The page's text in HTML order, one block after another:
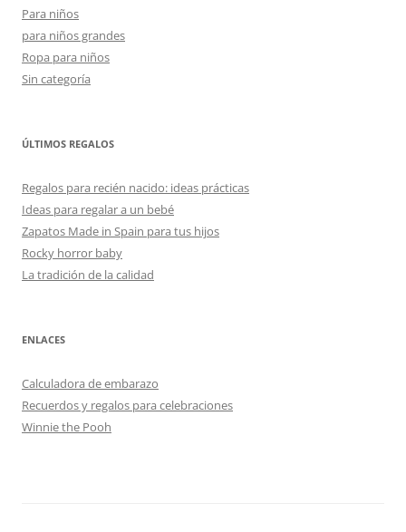
Para niños
para niños grandes
Ropa para niños
Sin categoría
ÚLTIMOS REGALOS
Regalos para recién nacido: ideas prácticas
Ideas para regalar a un bebé
Zapatos Made in Spain para tus hijos
Rocky horror baby
La tradición de la calidad
ENLACES
Calculadora de embarazo
Recuerdos y regalos para celebraciones
Winnie the Pooh